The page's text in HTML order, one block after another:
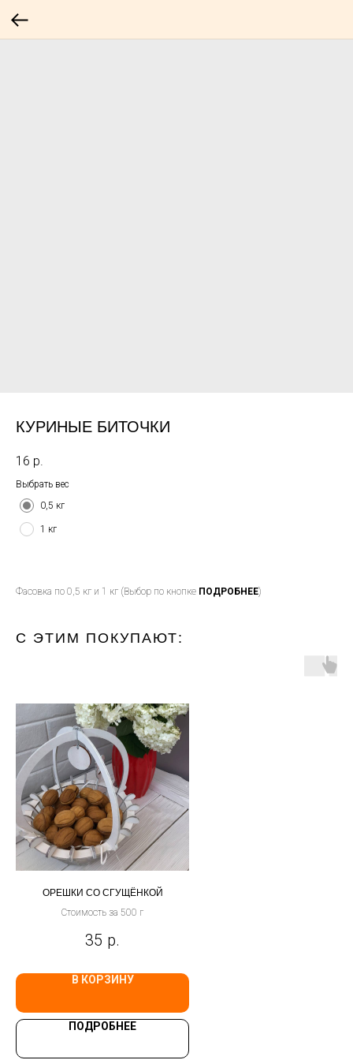
КУРИНЫЕ БИТОЧКИ
16 р.
Выбрать вес
0,5 кг
1 кг
Фасовка по 0,5 кг и 1 кг (Выбор по кнопке ПОДРОБНЕЕ)
С ЭТИМ ПОКУПАЮТ:
ОРЕШКИ СО СГУЩЁНКОЙ
Стоимость за 500 г
35 р.
В КОРЗИНУ
ПОДРОБНЕЕ